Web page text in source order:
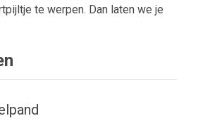
te werpen. Dan laten we je